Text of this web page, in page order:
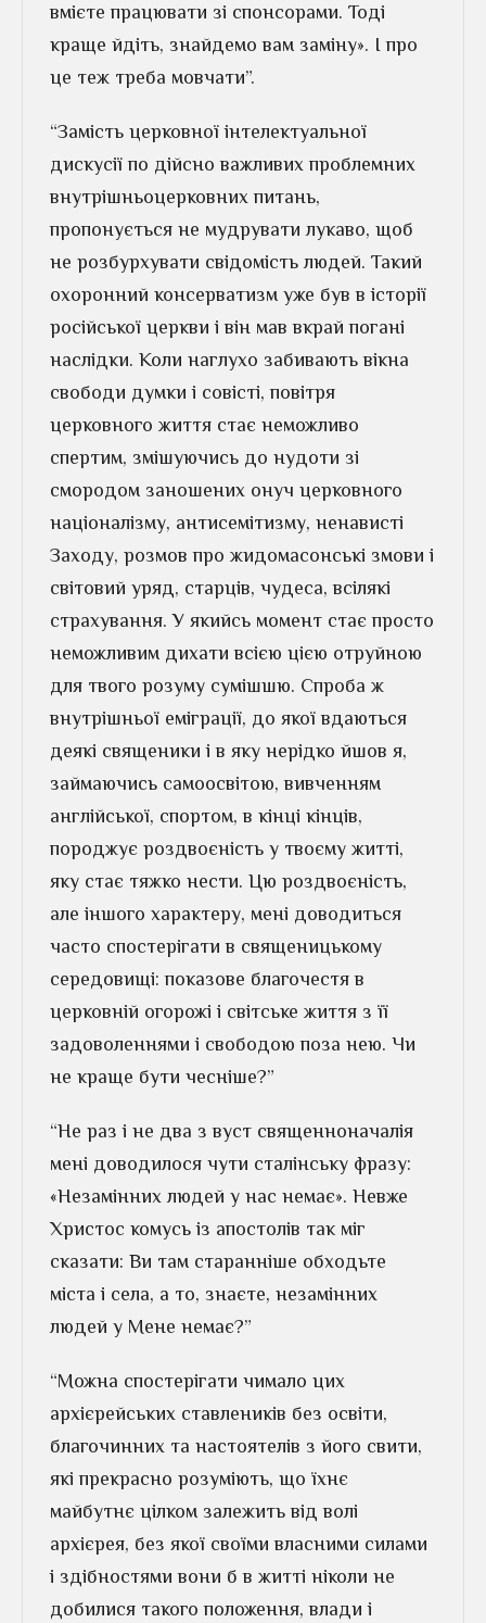
вмієте працювати зі спонсорами. Тоді
краще йдіть, знайдемо вам заміну». І про
це теж треба мовчати”.
“Замість церковної інтелектуальної
дискусії по дійсно важливих проблемних
внутрішньоцерковних питань,
пропонується не мудрувати лукаво, щоб
не розбурхувати свідомість людей. Такий
охоронний консерватизм уже був в історії
російської церкви і він мав вкрай погані
наслідки. Коли наглухо забивають вікна
свободи думки і совісті, повітря
церковного життя стає неможливо
спертим, змішуючись до нудоти зі
смородом заношених онуч церковного
націоналізму, антисемітизму, ненависті
Заходу, розмов про жидомасонські змови і
світовий уряд, старців, чудеса, всілякі
страхування. У якийсь момент стає просто
неможливим дихати всією цією отруйною
для твого розуму сумішшю. Спроба ж
внутрішньої еміграції, до якої вдаються
деякі священики і в яку нерідко йшов я,
займаючись самоосвітою, вивченням
англійської, спортом, в кінці кінців,
породжує роздвоєність у твоєму житті,
яку стає тяжко нести. Цю роздвоєність,
але іншого характеру, мені доводиться
часто спостерігати в священицькому
середовищі: показове благочестя в
церковній огорожі і світське життя з її
задоволеннями і свободою поза нею. Чи
не краще бути чесніше?”
“Не раз і не два з вуст священноначалія
мені доводилося чути сталінську фразу:
«Незамінних людей у ​​нас немає». Невже
Христос комусь із апостолів так міг
сказати: Ви там старанніше обходьте
міста і села, а то, знаєте, незамінних
людей у ​​Мене немає?”
“Можна спостерігати чимало цих
архієрейських ставлеників без освіти,
благочинних та настоятелів з його свити,
які прекрасно розуміють, що їхнє
майбутнє цілком залежить від волі
архієрея, без якої своїми власними силами
і здібностями вони б в житті ніколи не
добилися такого положення, влади і